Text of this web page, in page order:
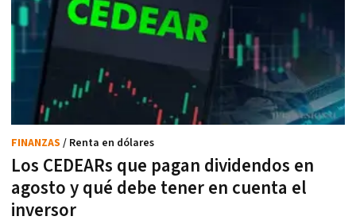
Los CEDEARs que pagan dividendos en
agosto y qué debe tener en cuenta el
inversor
FINANZAS / Renta en dólares